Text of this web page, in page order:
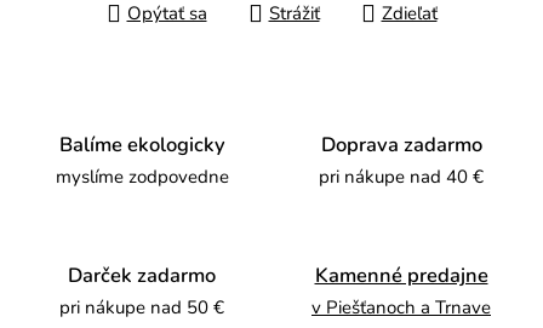
Opýtať sa Strážiť Zdieľať
Balíme ekologicky
myslíme zodpovedne
Doprava zadarmo
pri nákupe nad 40 €
Darček zadarmo
pri nákupe nad 50 €
Kamenné predajne
v Piešťanoch a Trnave